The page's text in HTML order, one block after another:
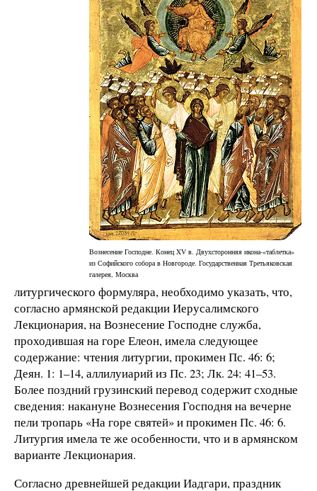
Вознесение Господне. Конец XV в. Двухсторонняя икона-«таблетка»
из Софийского собора в Новгороде. Государственная Третьяковская
галерея, Москва
литургического формуляра, необходимо указать, что,
согласно армянской редакции Иерусалимского
Лекционария, на Вознесение Господне служба,
проходившая на горе Елеон, имела следующее
содержание: чтения литургии, прокимен Пс. 46: 6;
Деян. 1: 1–14, аллилуиарий из Пс. 23; Лк. 24: 41–53.
Более поздний грузинский перевод содержит сходные
сведения: накануне Вознесения Господня на вечерне
пели тропарь «На горе святей» и прокимен Пс. 46: 6.
Литургия имела те же особенности, что и в армянском
варианте Лекционария.
Согласно древнейшей редакции Иадгари, праздник